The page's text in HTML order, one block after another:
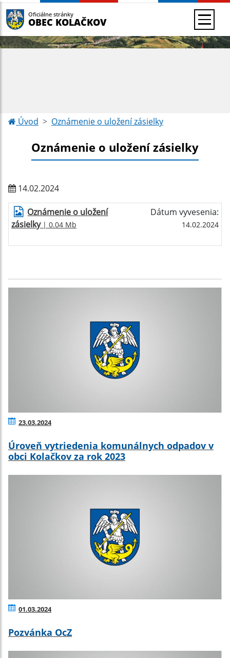
Oficiálne stránky
OBEC KOLAČKOV
Úvod Oznámenie o uložení zásielky
Oznámenie o uložení zásielky
14.02.2024
Oznámenie o uložení
zásielky| 0.04 Mb
Dátum vyvesenia:
14.02.2024
23.03.2024
Úroveň vytriedenia komunálnych odpadov v
obci Kolačkov za rok 2023
01.03.2024
Pozvánka OcZ